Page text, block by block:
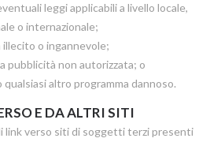
leggi applicabili a livello locale,
o internazionale;
illecito o ingannevole;
pubblicità non autorizzata; o
altro programma dannoso.
E DA ALTRI SITI
link verso siti di soggetti terzi presenti